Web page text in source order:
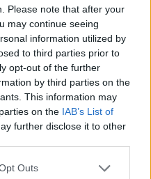
Please note that after your
may continue seeing
information utilized by
to third parties prior to
opt-out of the further
by third parties on the
This information may
on the IAB’s List of
further disclose it to other
Outs
активно във
или
тема,
в играта. Моля,
собствен акаунт.
следващото ви
тук
19.12.19